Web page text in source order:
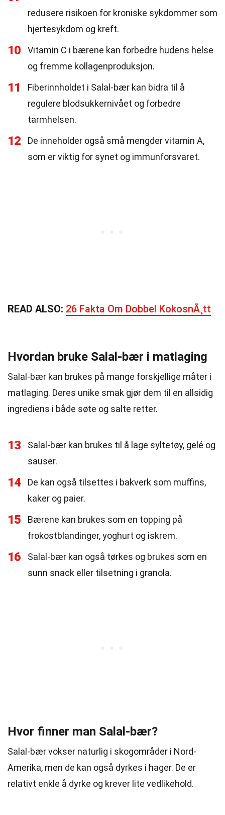
redusere risikoen for kroniske sykdommer som
hjertesykdom og kreft.
10
Vitamin C i bærene kan forbedre hudens helse
og fremme kollagenproduksjon.
11
Fiberinnholdet i Salal-bær kan bidra til å
regulere blodsukkernivået og forbedre
tarmhelsen.
12
De inneholder også små mengder vitamin A,
som er viktig for synet og immunforsvaret.
READ ALSO: 26 Fakta Om Dobbel KokosnÃ¸tt
Hvordan bruke Salal-bær i matlaging
Salal-bær kan brukes på mange forskjellige måter i
matlaging. Deres unike smak gjør dem til en allsidig
ingrediens i både søte og salte retter.
13
Salal-bær kan brukes til å lage syltetøy, gelé og
sauser.
14
De kan også tilsettes i bakverk som muffins,
kaker og paier.
15
Bærene kan brukes som en topping på
frokostblandinger, yoghurt og iskrem.
16
Salal-bær kan også tørkes og brukes som en
sunn snack eller tilsetning i granola.
Hvor finner man Salal-bær?
Salal-bær vokser naturlig i skogområder i Nord-
Amerika, men de kan også dyrkes i hager. De er
relativt enkle å dyrke og krever lite vedlikehold.